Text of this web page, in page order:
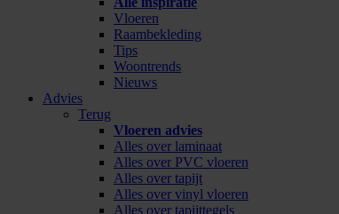
Vloeren
Raambekleding
Tips
Woontrends
Nieuws
Advies
Terug
Vloeren advies
Alles over laminaat
Alles over PVC vloeren
Alles over tapijt
Alles over vinyl vloeren
Alles over tapijttegels